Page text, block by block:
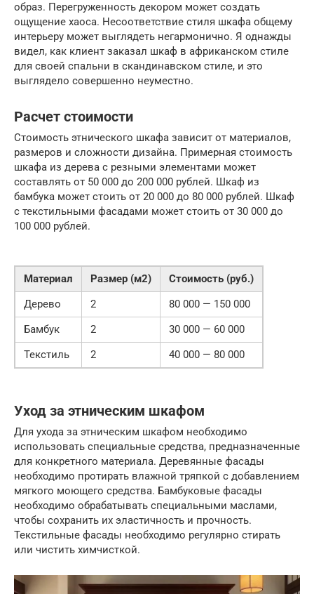
образ. Перегруженность декором может создать
ощущение хаоса. Несоответствие стиля шкафа общему
интерьеру может выглядеть негармонично. Я однажды
видел, как клиент заказал шкаф в африканском стиле
для своей спальни в скандинавском стиле, и это
выглядело совершенно неуместно.
Расчет стоимости
Стоимость этнического шкафа зависит от материалов,
размеров и сложности дизайна. Примерная стоимость
шкафа из дерева с резными элементами может
составлять от 50 000 до 200 000 рублей. Шкаф из
бамбука может стоить от 20 000 до 80 000 рублей. Шкаф
с текстильными фасадами может стоить от 30 000 до
100 000 рублей.
Материал Размер (м2)
Стоимость (руб.)
Дерево
2
80 000 — 150 000
Бамбук
2
30 000 — 60 000
Текстиль
2 40 000 — 80 000
Уход за этническим шкафом
Для ухода за этническим шкафом необходимо
использовать специальные средства, предназначенные
для конкретного материала. Деревянные фасады
необходимо протирать влажной тряпкой с добавлением
мягкого моющего средства. Бамбуковые фасады
необходимо обрабатывать специальными маслами,
чтобы сохранить их эластичность и прочность.
Текстильные фасады необходимо регулярно стирать
или чистить химчисткой.